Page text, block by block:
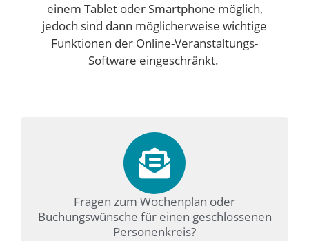
einem Tablet oder Smartphone möglich,
jedoch sind dann möglicherweise wichtige
Funktionen der Online-Veranstaltungs-
Software eingeschränkt.
Fragen zum Wochenplan oder
Buchungswünsche für einen geschlossenen
Personenkreis?